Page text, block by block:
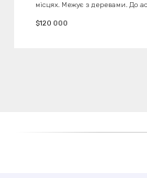
місцях. Межує з деревами. До
$120 000